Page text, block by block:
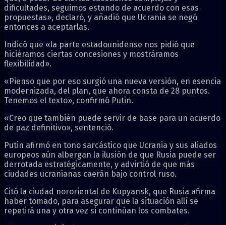
dificultades, seguimos estando de acuerdo con esas
propuestas», declaró, y añadió que Ucrania se negó
entonces a aceptarlas.
Indicó que «la parte estadounidense nos pidió que
hiciéramos ciertas concesiones y mostráramos
flexibilidad».
«Pienso que por eso surgió una nueva versión, en esencia
modernizada, del plan, que ahora consta de 28 puntos.
Tenemos el texto», confirmó Putin.
«Creo que también puede servir de base para un acuerdo
de paz definitivo», sentenció.
Putin afirmó en tono sarcástico que Ucrania y sus aliados
europeos aún albergan la ilusión de que Rusia puede ser
derrotada estratégicamente, y advirtió de que más
ciudades ucranianas caerán bajo control ruso.
Citó la ciudad nororiental de Kupyansk, que Rusia afirma
haber tomado, para asegurar que la situación allí se
repetirá una y otra vez si continúan los combates.